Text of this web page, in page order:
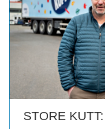
STORE